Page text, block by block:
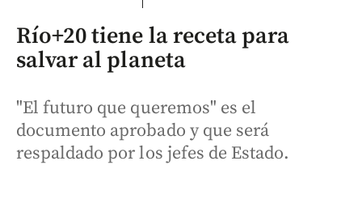
Río+20 tiene la receta para
salvar al planeta
"El futuro que queremos" es el
documento aprobado y que será
respaldado por los jefes de Estado.